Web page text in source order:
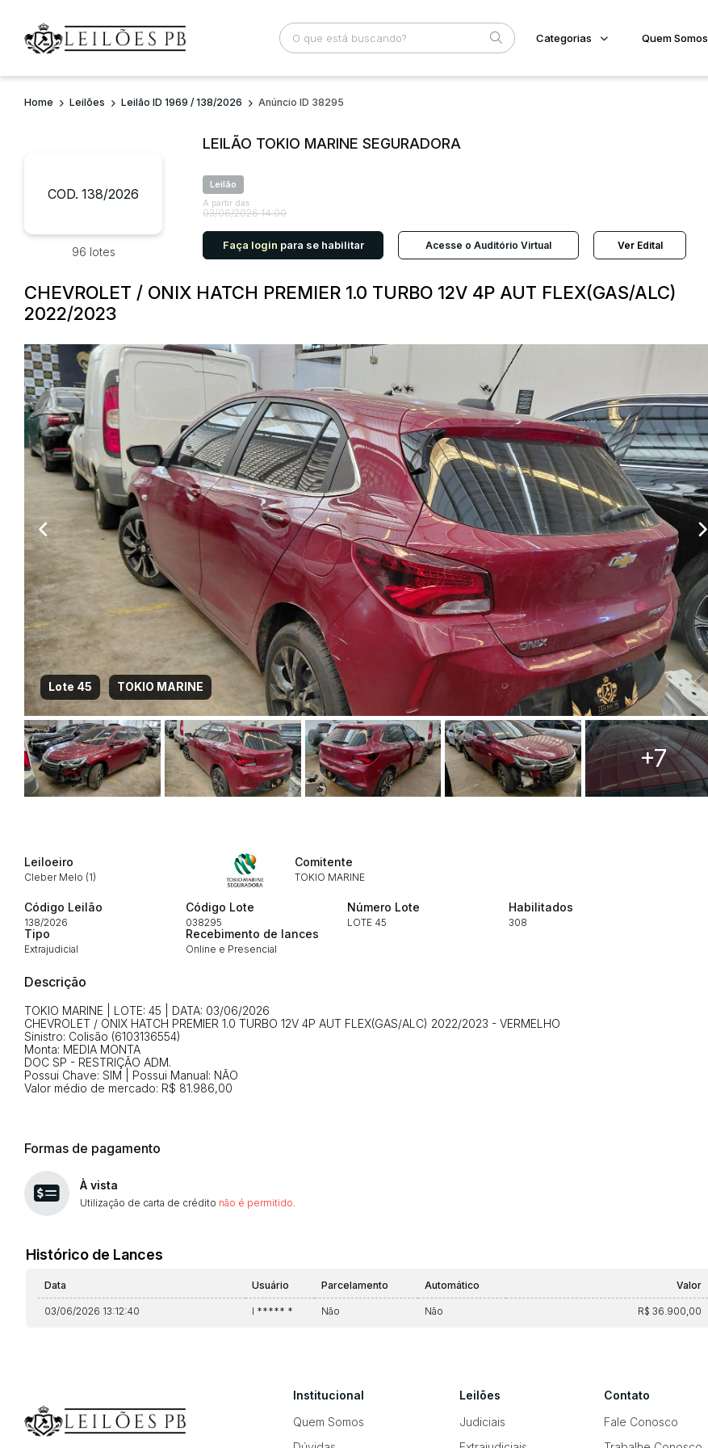
Busca por palavra-chave Categoria
Categorias Quem Somos
Home Leilões Leilão ID 1969 / 138/2026 Anúncio ID 38295
COD. 138/2026
96 lotes
LEILÃO TOKIO MARINE SEGURADORA
Leilão
A partir das
03/06/2026 14:00
Faça login para se habilitar Acesse o Auditório Virtual Ver Edital
CHEVROLET / ONIX HATCH PREMIER 1.0 TURBO 12V 4P AUT FLEX(GAS/ALC)
2022/2023
Lote 45 TOKIO MARINE
+7
Leiloeiro
Cleber Melo (1)
Comitente
TOKIO MARINE
Código Leilão
138/2026
Código Lote
038295
Número Lote
LOTE 45
Habilitados
308
Tipo
Extrajudicial
Recebimento de lances
Online e Presencial
Descrição
TOKIO MARINE | LOTE: 45 | DATA: 03/06/2026
CHEVROLET / ONIX HATCH PREMIER 1.0 TURBO 12V 4P AUT FLEX(GAS/ALC) 2022/2023 - VERMELHO
Sinistro: Colisão (6103136554)
Monta: MEDIA MONTA
DOC SP - RESTRIÇÃO ADM.
Possui Chave: SIM | Possui Manual: NÃO
Valor médio de mercado: R$ 81.986,00
Formas de pagamento
À vista
Utilização de carta de crédito não é permitido.
Histórico de Lances
Data Usuário Parcelamento Automático Valor
03/06/2026 13:12:40 I ***** * Não Não R$ 36.900,00
Envie sua Proposta
14/04/2025 18:43:11
Habilite-se para efetuar lances ou propostas
Institucional
Quem Somos
Leilões
Judiciais
Contato
Fale Conosco